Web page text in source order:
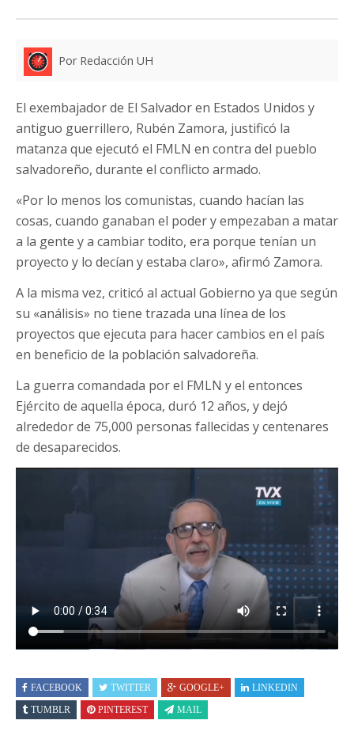
Por Redacción UH
El exembajador de El Salvador en Estados Unidos y
antiguo guerrillero, Rubén Zamora, justificó la
matanza que ejecutó el FMLN en contra del pueblo
salvadoreño, durante el conflicto armado.
«Por lo menos los comunistas, cuando hacían las
cosas, cuando ganaban el poder y empezaban a matar
a la gente y a cambiar todito, era porque tenían un
proyecto y lo decían y estaba claro», afirmó Zamora.
A la misma vez, criticó al actual Gobierno ya que según
su «análisis» no tiene trazada una línea de los
proyectos que ejecuta para hacer cambios en el país
en beneficio de la población salvadoreña.
La guerra comandada por el FMLN y el entonces
Ejército de aquella época, duró 12 años, y dejó
alrededor de 75,000 personas fallecidas y centenares
de desaparecidos.
FACEBOOK TWITTER GOOGLE+
LINKEDIN
TUMBLR
PINTEREST MAIL